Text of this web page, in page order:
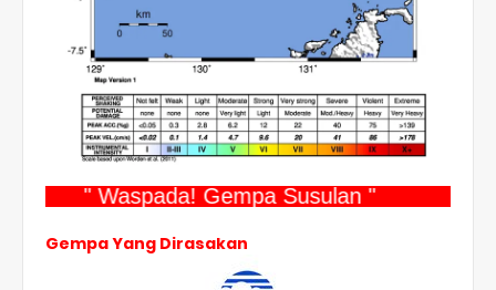
" Waspada! Gempa Susulan "
Gempa Yang Dirasakan